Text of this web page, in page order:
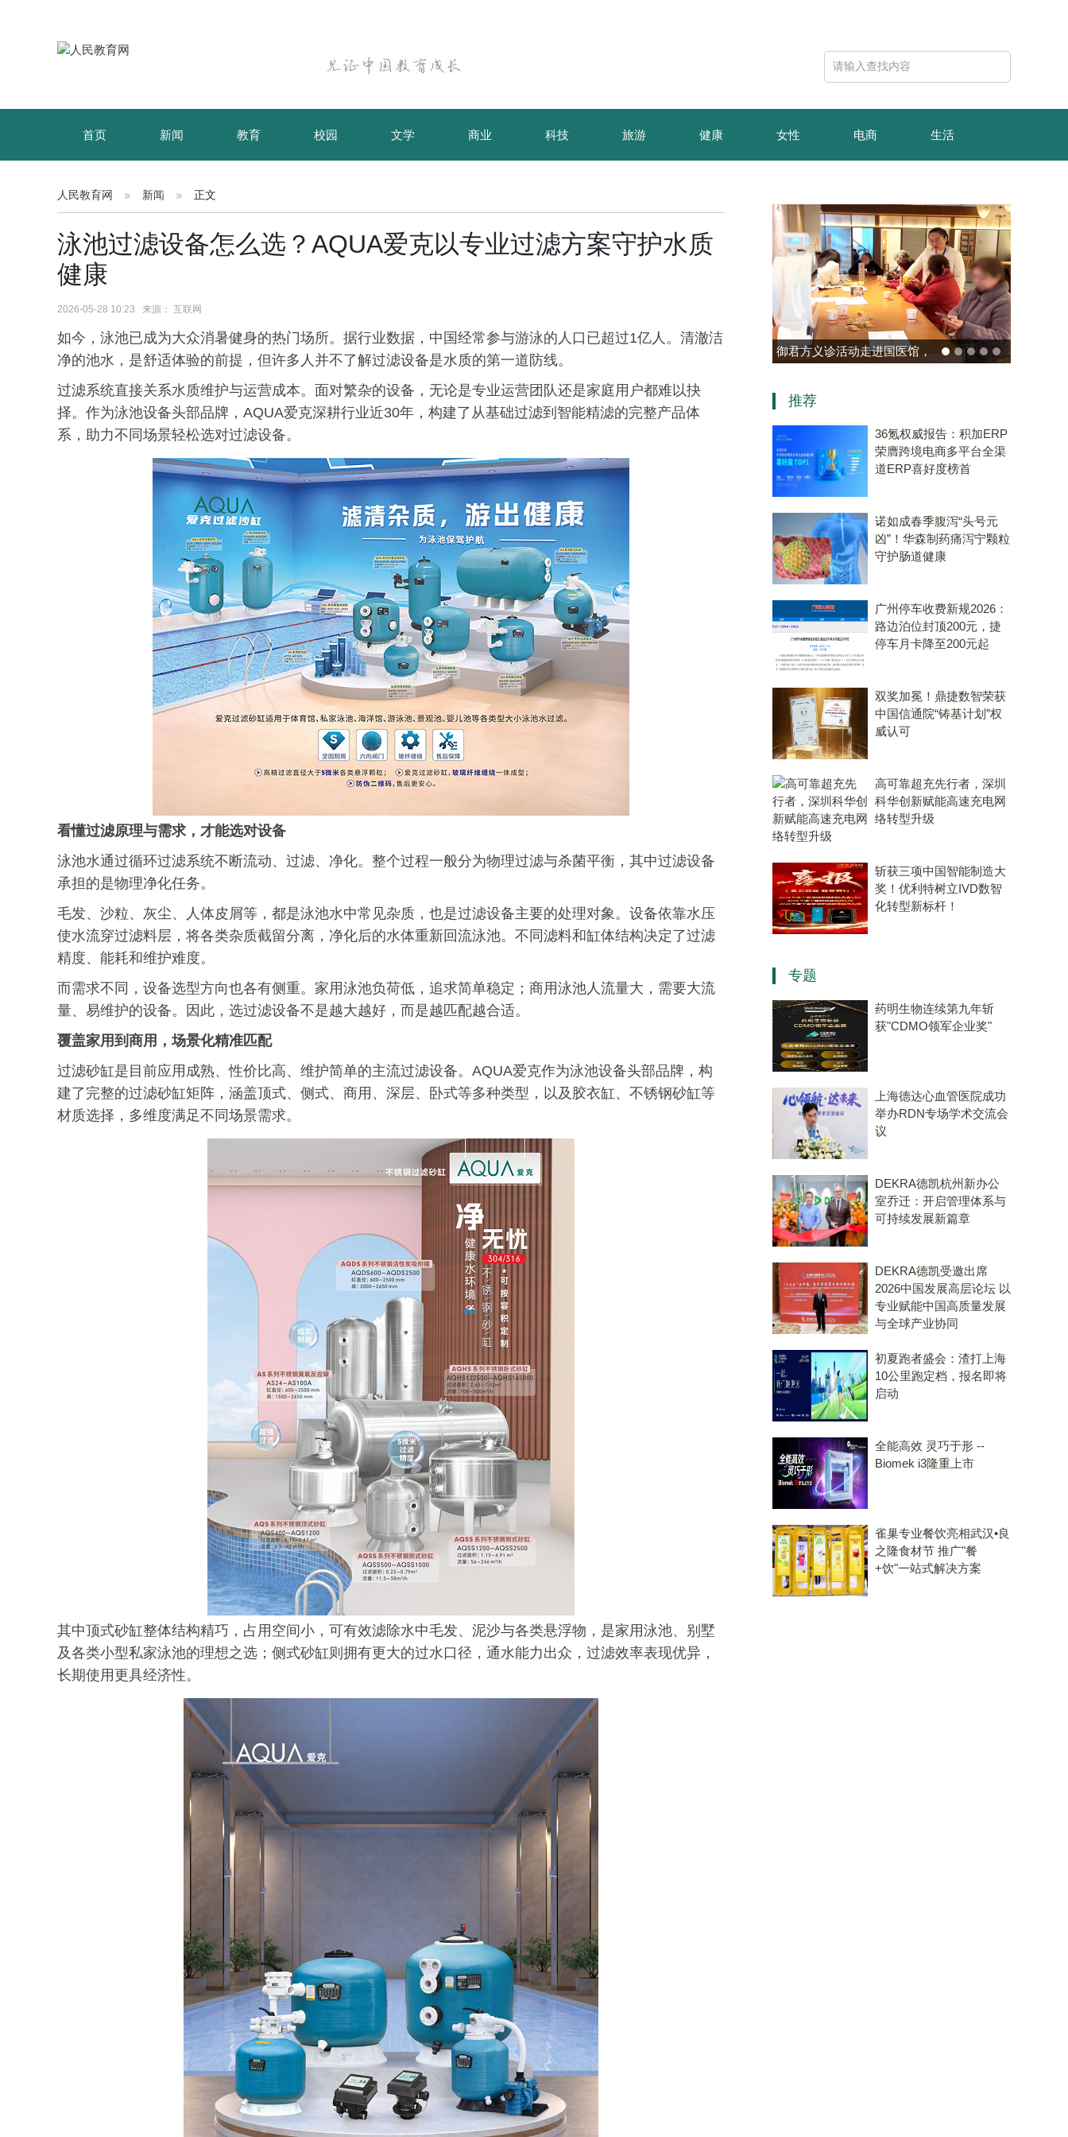
首页 新闻 教育 校园 文学 商业 科技 旅游 健康 女性 电商 生活
育儿 资讯
人民教育网 新闻 正文
泳池过滤设备怎么选？AQUA爱克以专业过滤方案守护水质
健康
2026-05-28 10:23 来源： 互联网
如今，泳池已成为大众消暑健身的热门场所。据行业数据，中国经常参与游泳的人口已超过1亿人。清澈洁
净的池水，是舒适体验的前提，但许多人并不了解过滤设备是水质的第一道防线。
过滤系统直接关系水质维护与运营成本。面对繁杂的设备，无论是专业运营团队还是家庭用户都难以抉
择。作为泳池设备头部品牌，AQUA爱克深耕行业近30年，构建了从基础过滤到智能精滤的完整产品体
系，助力不同场景轻松选对过滤设备。
看懂过滤原理与需求 ，才能选对设备
泳池水通过循环过滤系统不断流动、过滤、净化。整个过程一般分为物理过滤与杀菌平衡，其中过滤设备
承担的是物理净化任务。
毛发、沙粒、灰尘、人体皮屑等，都是泳池水中常见杂质，也是过滤设备主要的处理对象。设备依靠水压
使水流穿过滤料层，将各类杂质截留分离，净化后的水体重新回流泳池。不同滤料和缸体结构决定了过滤
精度、能耗和维护难度。
而需求不同，设备选型方向也各有侧重。家用泳池负荷低，追求简单稳定；商用泳池人流量大，需要大流
量、易维护的设备。因此，选过滤设备不是越大越好，而是越匹配越合适。
覆盖家用到商用，场景化精准匹配
过滤砂缸是目前应用成熟、性价比高、维护简单的主流过滤设备。AQUA爱克作为泳池设备头部品牌，构
建了完整的过滤砂缸矩阵，涵盖顶式、侧式、商用、深层、卧式等多种类型，以及胶衣缸、不锈钢砂缸等
材质选择，多维度满足不同场景需求。
其中顶式砂缸整体结构精巧，占用空间小，可有效滤除水中毛发、泥沙与各类悬浮物，是家用泳池、别墅
及各类小型私家泳池的理想之选；侧式砂缸则拥有更大的过水口径，通水能力出众，过滤效率表现优异，
长期使用更具经济性。
玻色量子完成10亿元B轮融
算机赛道唯一代表！
推荐
36氪权威报告：积加ERP
荣膺跨境电商多平台全渠
道ERP喜好度榜首
诺如成春季腹泻“头号元
凶”！华森制药痛泻宁颗粒
守护肠道健康
广州停车收费新规2026：
路边泊位封顶200元，捷
停车月卡降至200元起
双奖加冕！鼎捷数智荣获
中国信通院“铸基计划”权
威认可
高可靠超充先行者，深圳
科华创新赋能高速充电网
络转型升级
斩获三项中国智能制造大
奖！优利特树立IVD数智
化转型新标杆！
专题
药明生物连续第九年斩
获"CDMO领军企业奖"
上海德达心血管医院成功
举办RDN专场学术交流会
议
DEKRA德凯杭州新办公
室乔迁：开启管理体系与
可持续发展新篇章
DEKRA德凯受邀出席
2026中国发展高层论坛 以
专业赋能中国高质量发展
与全球产业协同
初夏跑者盛会：渣打上海
10公里跑定档，报名即将
启动
全能高效 灵巧于形 --
Biomek i3隆重上市
雀巢专业餐饮亮相武汉•良
之隆食材节 推广"餐
+饮"一站式解决方案